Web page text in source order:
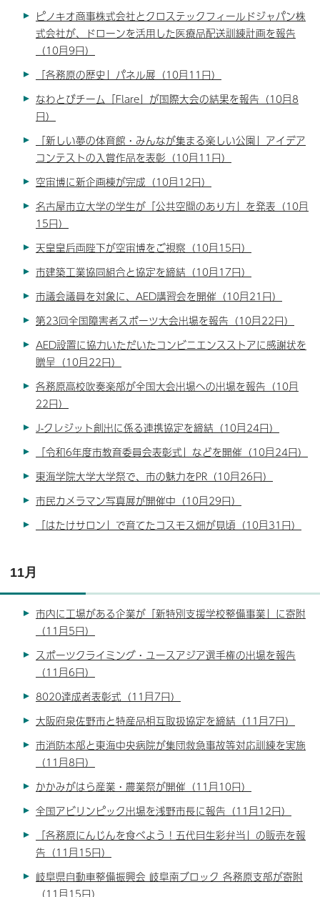
ピノキオ商事株式会社とクロステックフィールドジャパン株
式会社が、ドローンを活用した医療品配送訓練計画を報告
（10月9日）
「各務原の歴史」パネル展（10月11日）
なわとびチーム「Flare」が国際大会の結果を報告（10月8
日）
「新しい夢の体育館・みんなが集まる楽しい公園」アイデア
コンテストの入賞作品を表彰（10月11日）
空宙博に新企画棟が完成（10月12日）
名古屋市立大学の学生が「公共空間のあり方」を発表（10月
15日）
天皇皇后両陛下が空宙博をご視察（10月15日）
市建築工業協同組合と協定を締結（10月17日）
市議会議員を対象に、AED講習会を開催（10月21日）
第23回全国障害者スポーツ大会出場を報告（10月22日）
AED設置に協力いただいたコンビニエンスストアに感謝状を
贈呈（10月22日）
各務原高校吹奏楽部が全国大会出場への出場を報告（10月
22日）
J-クレジット創出に係る連携協定を締結（10月24日）
「令和6年度市教育委員会表彰式」などを開催（10月24日）
東海学院大学大学祭で、市の魅力をPR（10月26日）
市民カメラマン写真展が開催中（10月29日）
「はたけサロン」で育てたコスモス畑が見頃（10月31日）
11月
市内に工場がある企業が「新特別支援学校整備事業」に寄附
（11月5日）
スポーツクライミング・ユースアジア選手権の出場を報告
（11月6日）
8020達成者表彰式（11月7日）
大阪府泉佐野市と特産品相互取扱協定を締結（11月7日）
市消防本部と東海中央病院が集団救急事故等対応訓練を実施
（11月8日）
かかみがはら産業・農業祭が開催（11月10日）
全国アビリンピック出場を浅野市長に報告（11月12日）
「各務原にんじんを食べよう！五代目生彩弁当」の販売を報
告（11月15日）
岐阜県自動車整備振興会 岐阜南ブロック 各務原支部が寄附
（11月15日）